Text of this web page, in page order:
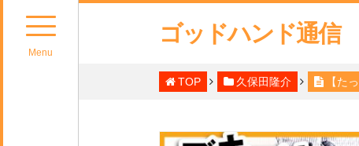
Menu
ゴッドハンド通信
TOP 久保田隆介 【た